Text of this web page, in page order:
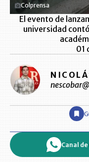
Colprensa
El evento de
universidad
01
Canal